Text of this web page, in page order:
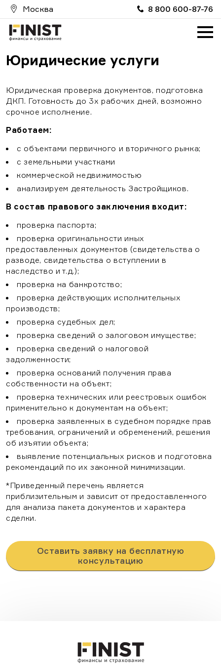
Москва 8 800 600-87-76
Юридические услуги
Юридическая проверка документов, подготовка
ДКП. Готовность до 3х рабочих дней, возможно
срочное исполнение.
Работаем:
с объектами первичного и вторичного рынка;
с земельными участками
коммерческой недвижимостью
анализируем деятельность Застройщиков.
В состав правового заключения входит:
проверка паспорта;
проверка оригинальности иных
предоставленных документов (свидетельства о
разводе, свидетельства о вступлении в
наследство и т.д.);
проверка на банкротство;
проверка действующих исполнительных
производств;
проверка судебных дел;
проверка сведений о залоговом имуществе;
проверка сведений о налоговой
задолженности;
проверка оснований получения права
собственности на объект;
проверка технических или реестровых ошибок
применительно к документам на объект;
проверка заявленных в судебном порядке прав
требования, ограничений и обременений, решения
об изъятии объекта;
выявление потенциальных рисков и подготовка
рекомендаций по их законной минимизации.
*Приведенный перечень является
приблизительным и зависит от предоставленного
для анализа пакета документов и характера
сделки.
Оставить заявку на бесплатную
консультацию
Бесплатная
консультация
Согласен на обработку
персональных данных
Бесплатная
консультация
Согласен на обработку
персональных данных
Услуги
Партнерам
Вакансии
FinistRealty
ProMoneyClub
FinistAuto
+7 495 62-62-555
+7 495 660-00-98
Выберите Ваш регион
Нижний Новгород
Краснодар
Тамбов
Подберите программу,
подходящую именно
вам